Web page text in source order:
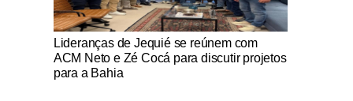
Notícias Católicas
Lideranças de Jequié se reúnem com
ACM Neto e Zé Cocá para discutir projetos
para a Bahia